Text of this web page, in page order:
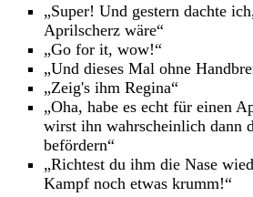
„Super! Und gestern dachte
Aprilscherz wäre“
„Go for it, wow!“
„Und dieses Mal ohne
„Zeig's ihm Regina“
„Oha, habe es echt für einen
wirst ihn wahrscheinlich dann
befördern“
„Richtest du ihm die Nase
Kampf noch etwas krumm!“